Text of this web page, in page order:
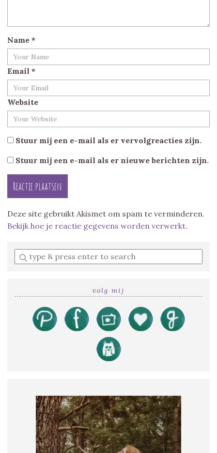
Name *
Email *
Website
Stuur mij een e-mail als er vervolgreacties zijn.
Stuur mij een e-mail als er nieuwe berichten zijn.
Deze site gebruikt Akismet om spam te verminderen.
Bekijk hoe je reactie gegevens worden verwerkt.
Enter
a
volg mij